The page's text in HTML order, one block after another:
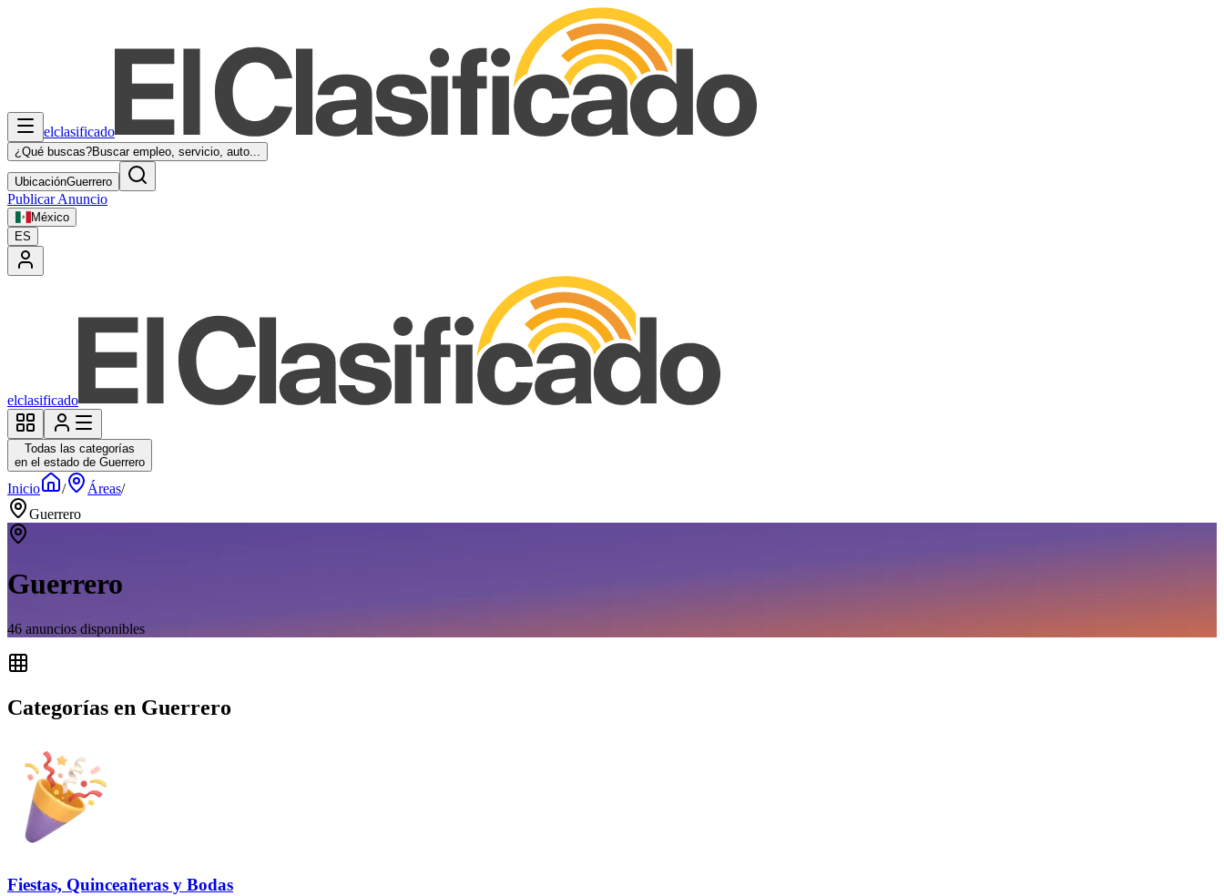
elclasificado
¿Qué buscas?Buscar empleo, servicio, auto...
UbicaciónGuerrero
Publicar Anuncio
México
ES
elclasificado
Todas las categorías
en el estado de Guerrero
Inicio / Áreas/
Guerrero
Guerrero
46 anuncios disponibles
Categorías en Guerrero
Fiestas, Quinceañeras y Bodas